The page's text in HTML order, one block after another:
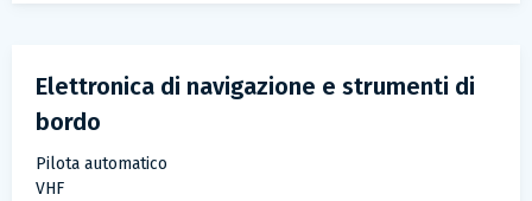
Elettronica di navigazione e strumenti di
bordo
Pilota automatico
VHF